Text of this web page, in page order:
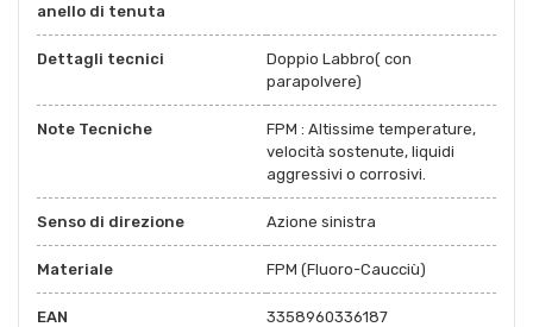
anello di tenuta
Dettagli tecnici
Doppio Labbro( con
parapolvere)
Note Tecniche
FPM : Altissime temperature,
velocità sostenute, liquidi
aggressivi o corrosivi.
Senso di direzione Azione sinistra
Materiale FPM (Fluoro-Caucciù)
EAN 3358960336187